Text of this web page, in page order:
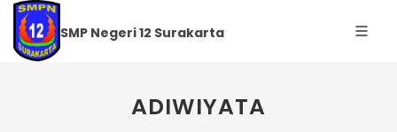
SMP Negeri 12 Surakarta
ADIWIYATA